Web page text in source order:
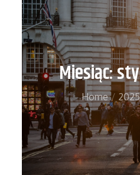
Miesiąc:
Home 2025